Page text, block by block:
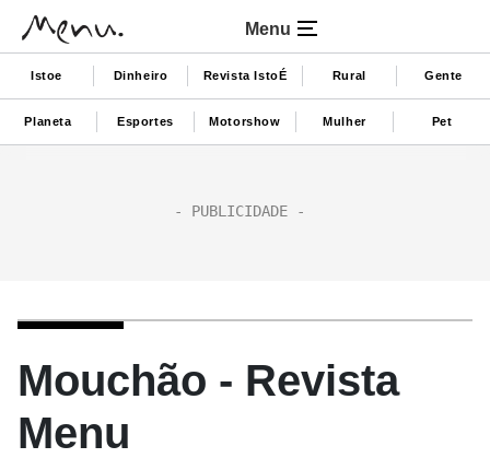
Menu
Istoe Dinheiro Revista IstoÉ Rural Gente
Planeta Esportes Motorshow Mulher Pet
Mouchão - Revista
Menu